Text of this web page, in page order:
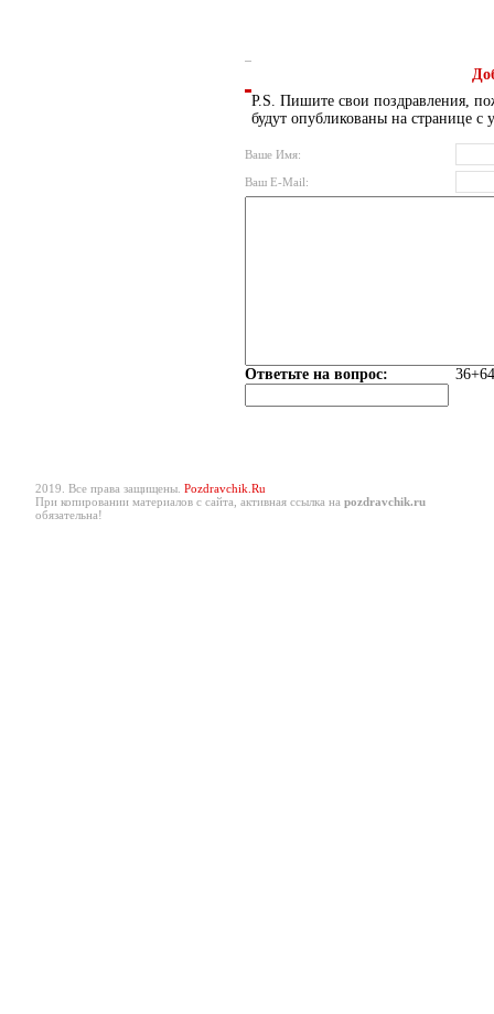
P.S. Пишите свои поздравления,
будут опубликованы на странице с
Ваше Имя:
Ваш E-Mail:
Ответьте на вопрос:
2019. Все права защищены. Pozdravchik.Ru
При копировании материалов с сайта, активная ссылка на pozdravchik.ru
обязательна!